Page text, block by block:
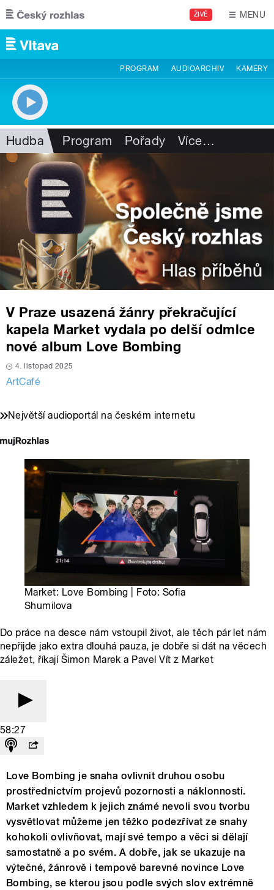
Přejít k hlavnímu obsahu
ŽIVĚ MENU
PROGRAM AUDIOARCHIV KAMERY
Hudba Program Pořady Více…
V Praze usazená žánry překračující
kapela Market vydala po delší odmlce
nové album Love Bombing
4. listopad 2025
ArtCafé
Největší audioportál na českém internetu
Market: Love Bombing | Foto: Sofia
Shumilova
Do práce na desce nám vstoupil život, ale těch pár let nám
nepřijde jako extra dlouhá pauza, je dobře si dát na věcech
záležet, říkají Šimon Marek a Pavel Vít z Market
58:27
Love Bombing je snaha ovlivnit druhou osobu
prostřednictvím projevů pozornosti a náklonnosti.
Market vzhledem k jejich známé nevoli svou tvorbu
vysvětlovat můžeme jen těžko podezřívat ze snahy
kohokoli ovlivňovat, mají své tempo a věci si dělají
samostatně a po svém. A dobře, jak se ukazuje na
výtečné, žánrově i tempově barevné novince Love
Bombing, se kterou jsou podle svých slov extrémně